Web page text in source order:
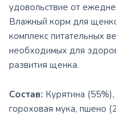
удовольствие от
Влажный корм для
комплекс питательных
необходимых для
развития щенка.
Состав: Курятина
гороховая мука, пшено